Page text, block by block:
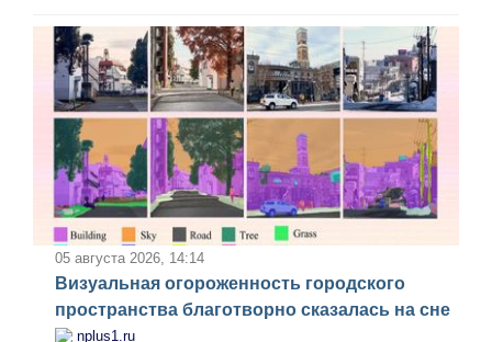
05 августа 2026, 14:14
Визуальная огороженность городского
пространства благотворно сказалась на сне
nplus1.ru